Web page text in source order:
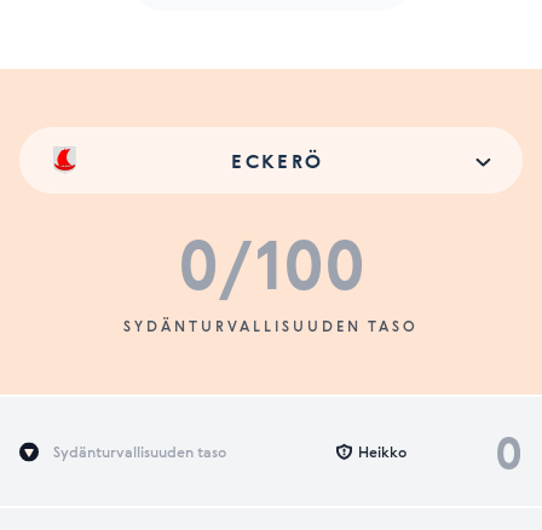
ECKERÖ
0/100
SYDÄNTURVALLISUUDEN TASO
Sydänturvallisuuden taso 0
Heikko